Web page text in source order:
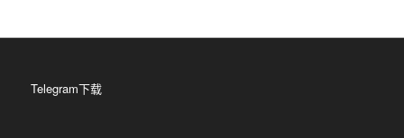
Telegram下载